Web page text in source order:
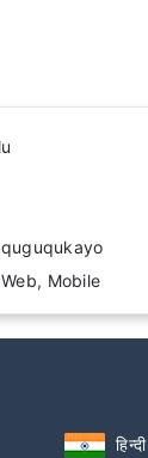
Mobile
हिन्दी